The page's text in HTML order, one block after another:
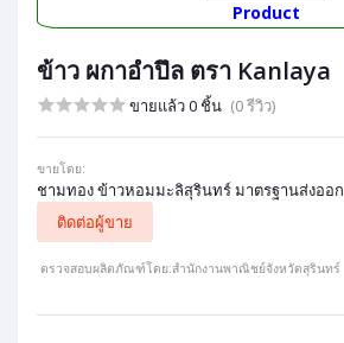
Product
ข้าว ผกาอำปึล ตรา Kanlaya
ขายแล้ว 0 ชิ้น (0 รีวิว)
ขายโดย:
ชามทอง ข้าวหอมมะลิสุรินทร์ มาตรฐานส่งออก
ติดต่อผู้ขาย
ตรวจสอบผลิตภัณฑ์โดย:สำนักงานพาณิชย์จังหวัดสุรินทร์